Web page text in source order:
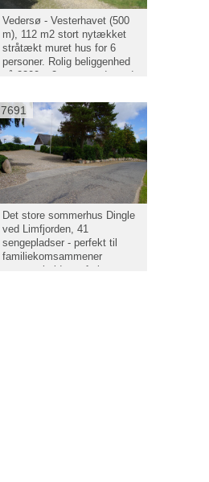
Vedersø - Vesterhavet (500
m), 112 m2 stort nytækket
stråtækt muret hus for 6
personer. Rolig beliggenhed
på 2200 m2 stor grund, med
huset. Mulighed for mange
aktiviteter på grunden.
7691
Det store sommerhus Dingle
ved Limfjorden, 41
sengepladser - perfekt til
familiekomsammener
gruppearbejde og ferie